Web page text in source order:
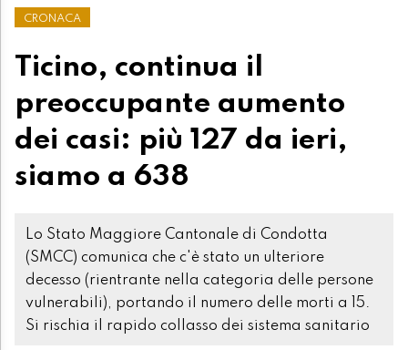
CRONACA
Ticino, continua il
preoccupante aumento
dei casi: più 127 da ieri,
siamo a 638
Lo Stato Maggiore Cantonale di Condotta
(SMCC) comunica che c'è stato un ulteriore
decesso (rientrante nella categoria delle persone
vulnerabili), portando il numero delle morti a 15.
Si rischia il rapido collasso dei sistema sanitario